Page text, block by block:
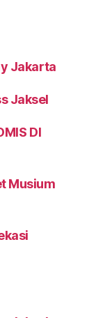
Jakarta
Jaksel
DI
Musium